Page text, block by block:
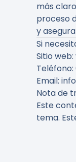
más
proceso
y
Si
Sitio
Teléfono:
Email:
Nota de
Este
tema.